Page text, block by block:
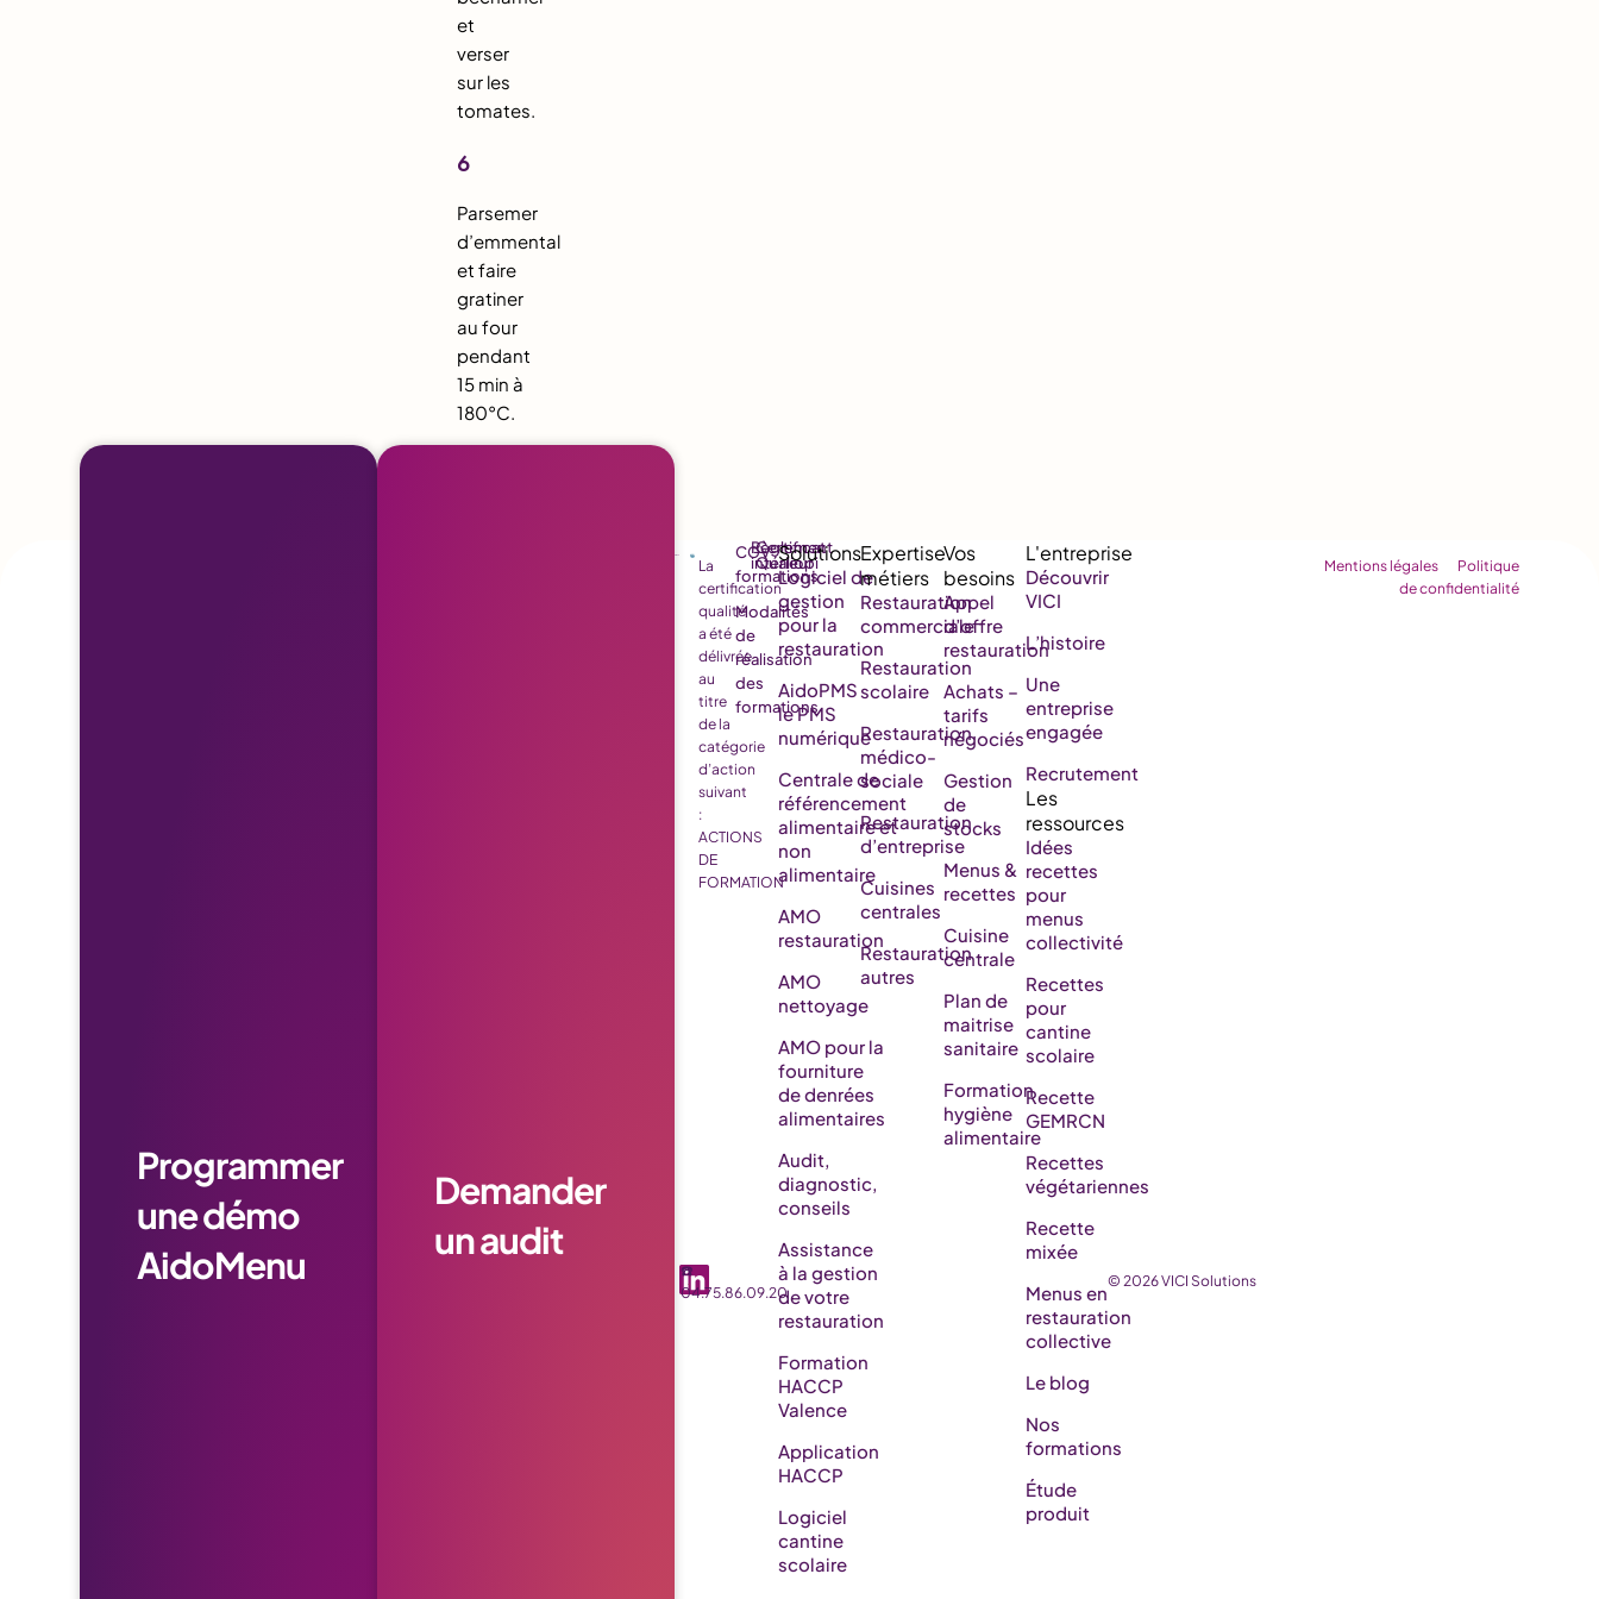
et
verser
sur les
tomates.
6
Parsemer
d’emmental
et faire
gratiner
au four
pendant
15 min à
180°C.
Programmer
une démo
AidoMenu
Demander
un audit
☎️
04.75.86.09.20
La
certification
qualité
a été
délivrée
au
titre
de la
catégorie
d’action
suivant
:
ACTIONS
DE
FORMATION
CGV
formations
Modalités
de
réalisation
des
formations
Règlement
intérieur
Certificat
Qualiopi
Logiciel de
gestion
pour la
restauration
AidoPMS
le PMS
numérique
Centrale de
référencement
alimentaire et
non
alimentaire
AMO
restauration
AMO
nettoyage
AMO pour la
fourniture
de denrées
alimentaires
Audit,
diagnostic,
conseils
Assistance
à la gestion
de votre
restauration
Formation
HACCP
Valence
Application
HACCP
Logiciel
cantine
scolaire
Restauration
commerciale
Restauration
scolaire
Restauration
médico-
sociale
Restauration
d’entreprise
Cuisines
centrales
Restauration
autres
Appel
d’offre
restauration
Achats –
tarifs
négociés
Gestion
de
stocks
Menus &
recettes
Cuisine
centrale
Plan de
maitrise
sanitaire
Formation
hygiène
alimentaire
Découvrir
VICI
L’histoire
Une
entreprise
engagée
Recrutement
Idées
recettes
pour
menus
collectivité
Recettes
pour
cantine
scolaire
Recette
GEMRCN
Recettes
végétariennes
Recette
mixée
Menus en
restauration
collective
Le blog
Nos
formations
Étude
produit
© 2026 VICI Solutions
Mentions légales
Politique
de confidentialité